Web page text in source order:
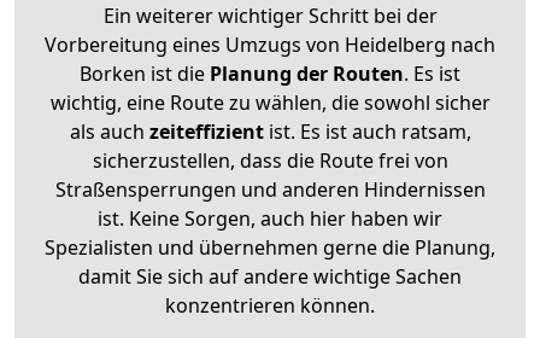
Ein weiterer wichtiger Schritt bei der
Vorbereitung eines Umzugs von Heidelberg nach
Borken ist die Planung der Routen. Es ist
wichtig, eine Route zu wählen, die sowohl sicher
als auch zeiteffizientist. Es ist auch ratsam,
sicherzustellen, dass die Route frei von
Straßensperrungen und anderen Hindernissen
ist. Keine Sorgen, auch hier haben wir
Spezialisten und übernehmen gerne die Planung,
damit Sie sich auf andere wichtige Sachen
konzentrieren können.